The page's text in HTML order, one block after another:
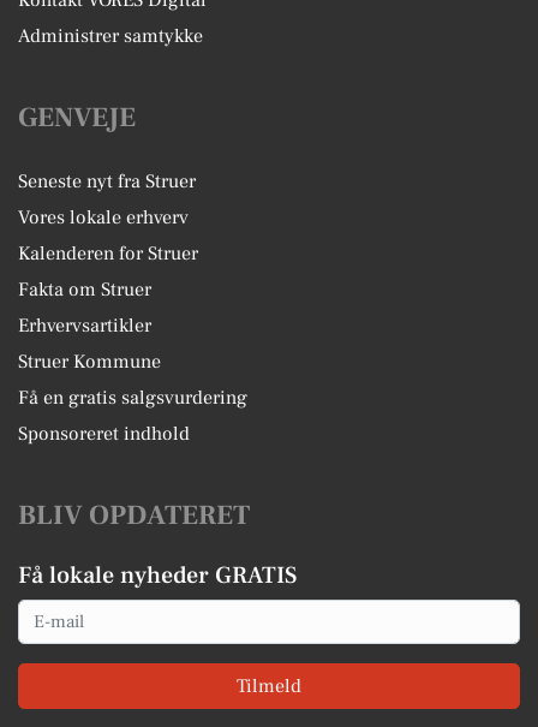
Administrer samtykke
GENVEJE
Seneste nyt fra Struer
Vores lokale erhverv
Kalenderen for Struer
Fakta om Struer
Erhvervsartikler
Struer Kommune
Få en gratis salgsvurdering
Sponsoreret indhold
BLIV OPDATERET
Få lokale nyheder GRATIS
Email
Tilmeld